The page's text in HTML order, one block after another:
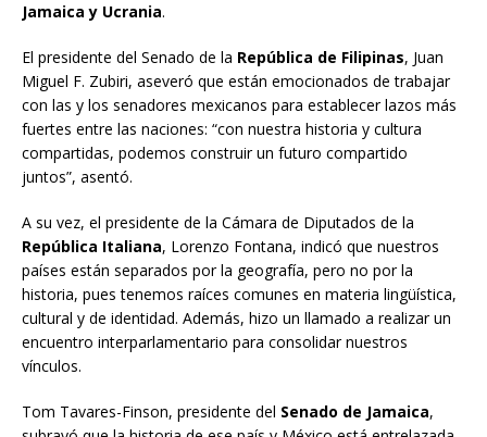
Jamaica y Ucrania.
El presidente del Senado de la República de Filipinas, Juan
Miguel F. Zubiri, aseveró que están emocionados de trabajar
con las y los senadores mexicanos para establecer lazos más
fuertes entre las naciones: “con nuestra historia y cultura
compartidas, podemos construir un futuro compartido
juntos”, asentó.
A su vez, el presidente de la Cámara de Diputados de la
República Italiana, Lorenzo Fontana, indicó que nuestros
países están separados por la geografía, pero no por la
historia, pues tenemos raíces comunes en materia lingüística,
cultural y de identidad. Además, hizo un llamado a realizar un
encuentro interparlamentario para consolidar nuestros
vínculos.
Tom Tavares-Finson, presidente del Senado de Jamaica,